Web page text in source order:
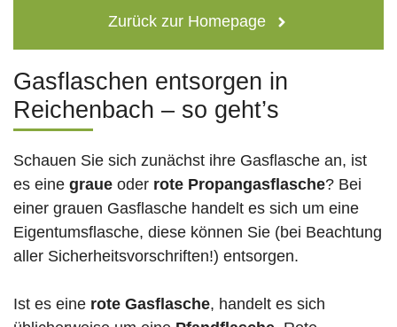
Zurück zur Homepage
Gasflaschen entsorgen in
Reichenbach – so geht’s
Schauen Sie sich zunächst ihre Gasflasche an, ist
es eine graue oder rote Propangasflasche? Bei
einer grauen Gasflasche handelt es sich um eine
Eigentumsflasche, diese können Sie (bei Beachtung
aller Sicherheitsvorschriften!) entsorgen.
Ist es eine rote Gasflasche, handelt es sich